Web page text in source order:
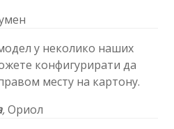
у неколико наших
конфигурирати да
месту на картону.
,Ориол